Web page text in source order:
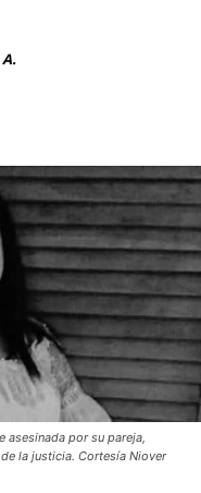
asesinada por su pareja,
la justicia. Cortesía Niover